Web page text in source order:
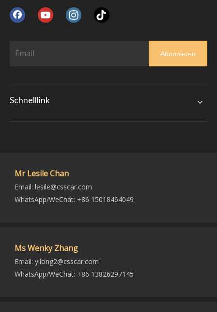
Abonnieren
Schnelllink
Mr Lesile Chan
Email: lesile@csscar.com
WhatsApp/WeChat: +86 15018464049
Ms Wenky Zhang
Email: yilong2@csscar.com
WhatsApp/WeChat: +86 13826297145